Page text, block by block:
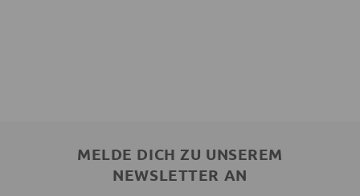
MELDE DICH ZU UNSEREM
NEWSLETTER AN